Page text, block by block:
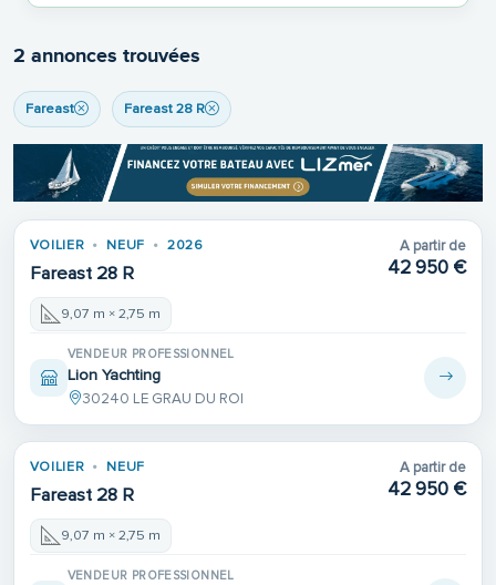
2 annonces trouvées
Fareast Fareast 28 R
VOILIER NEUF 2026
Fareast 28 R
A partir de
42 950 €
9,07 m × 2,75 m
VENDEUR PROFESSIONNEL
Lion Yachting
30240 LE GRAU DU ROI
VOILIER NEUF
Fareast 28 R
A partir de
42 950 €
9,07 m × 2,75 m
VENDEUR PROFESSIONNEL